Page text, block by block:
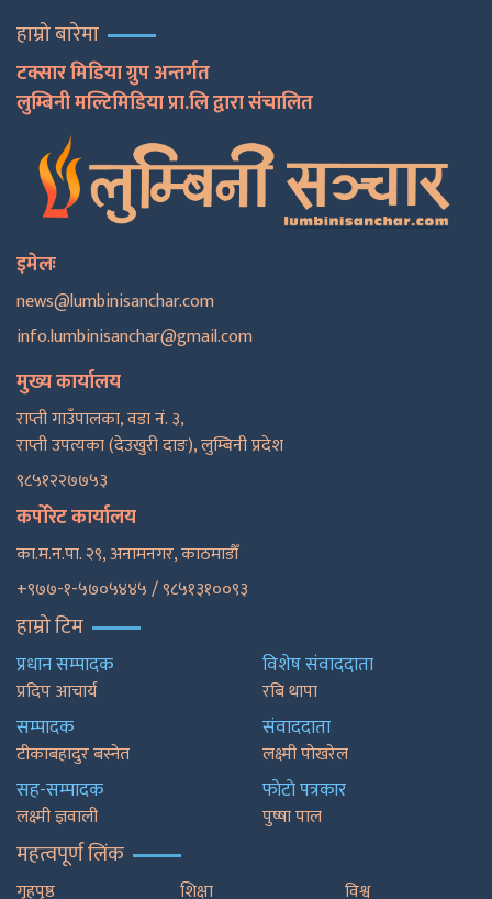
हाम्रो बारेमा
टक्सार मिडिया ग्रुप अन्तर्गत
लुम्बिनी मल्टिमिडिया प्रा.लि द्वारा संचालित
इमेलः
news@lumbinisanchar.com
info.lumbinisanchar@gmail.com
मुख्य कार्यालय
राप्ती गाउँपालका, वडा नं. ३,
राप्ती उपत्यका (देउखुरी दाङ), लुम्बिनी प्रदेश
९८५१२२७७५३
कर्पोरेट कार्यालय
का.म.न.पा. २९, अनामनगर, काठमाडाैँ
+९७७-१-५७०५४४५ / ९८५१३१००९३
हाम्रो टिम
प्रधान सम्पादक
प्रदिप आचार्य
सम्पादक
टीकाबहादुर बस्नेत
सह-सम्पादक
लक्ष्मी ज्ञवाली
विशेष संवाददाता
रबि थापा
संवाददाता
लक्ष्मी पोखरेल
फाेटाे पत्रकार
पुष्षा पाल
महत्वपूर्ण लिंक
गृहपृष्ठ शिक्षा विश्व